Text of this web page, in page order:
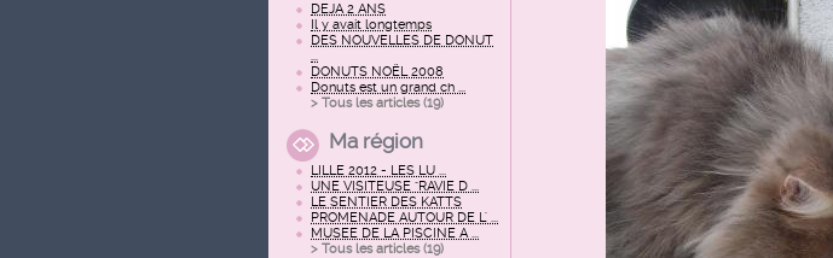
DEJA 2 ANS
Il y avait longtemps
DES NOUVELLES DE DONUT
...
DONUTS NOËL 2008
Donuts est un grand ch ...
> Tous les articles (19)
Ma région
LILLE 2012 - LES LU ...
UNE VISITEUSE "RAVIE D ...
LE SENTIER DES KATTS
PROMENADE AUTOUR DE L' ...
MUSEE DE LA PISCINE A ...
> Tous les articles (19)